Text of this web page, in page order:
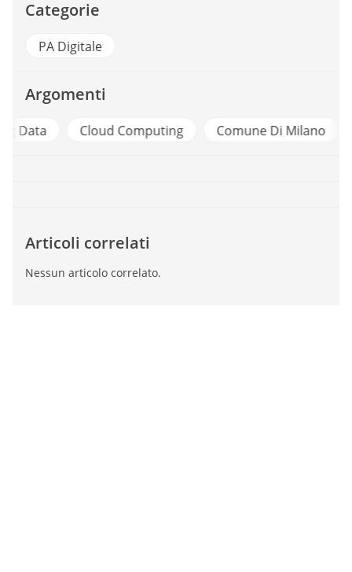
Categorie
PA Digitale
Argomenti
Cloud Computing Comune Di Milano
Articoli correlati
Nessun articolo correlato.